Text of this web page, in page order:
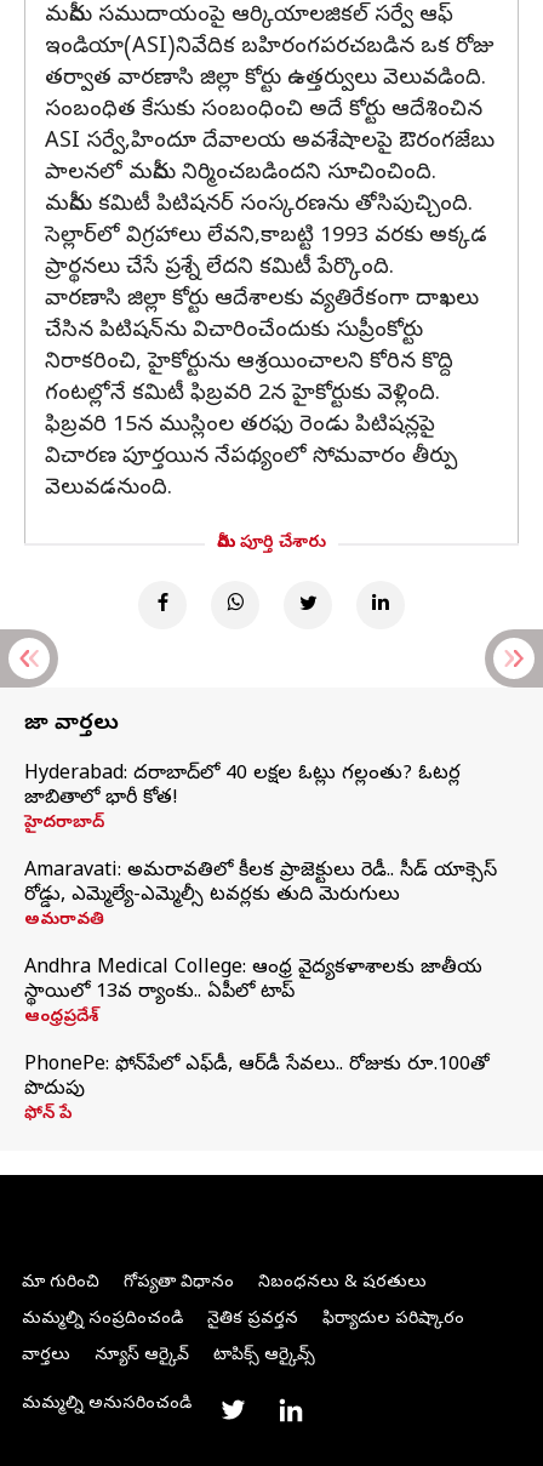
మసీదు సముదాయంపై ఆర్కియాలజికల్ సర్వే ఆఫ్
ఇండియా(ASI)నివేదిక బహిరంగపరచబడిన ఒక రోజు
తర్వాత వారణాసి జిల్లా కోర్టు ఉత్తర్వులు వెలువడింది.
సంబంధిత కేసుకు సంబంధించి అదే కోర్టు ఆదేశించిన
ASI సర్వే,హిందూ దేవాలయ అవశేషాలపై ఔరంగజేబు
పాలనలో మసీదు నిర్మించబడిందని సూచించింది.
మసీదు కమిటీ పిటిషనర్ సంస్కరణను తోసిపుచ్చింది.
సెల్లార్‌లో విగ్రహాలు లేవని,కాబట్టి 1993 వరకు అక్కడ
ప్రార్థనలు చేసే ప్రశ్నే లేదని కమిటీ పేర్కొంది.
వారణాసి జిల్లా కోర్టు ఆదేశాలకు వ్యతిరేకంగా దాఖలు
చేసిన పిటిషన్‌ను విచారించేందుకు సుప్రీంకోర్టు
నిరాకరించి, హైకోర్టును ఆశ్రయించాలని కోరిన కొద్ది
గంటల్లోనే కమిటీ ఫిబ్రవరి 2న హైకోర్టుకు వెళ్లింది.
ఫిబ్రవరి 15న ముస్లింల తరఫు రెండు పిటిషన్లపై
విచారణ పూర్తయిన నేపథ్యంలో సోమవారం తీర్పు
వెలువడనుంది.
మీరు పూర్తి చేశారు
తాజా వార్తలు
Hyderabad: హైదరాబాద్‌లో 40 లక్షల ఓట్లు గల్లంతు? ఓటర్ల
జాబితాలో భారీ కోత!
హైదరాబాద్
Amaravati: అమరావతిలో కీలక ప్రాజెక్టులు రెడీ.. సీడ్‌ యాక్సెస్‌
రోడ్డు, ఎమ్మెల్యే-ఎమ్మెల్సీ టవర్లకు తుది మెరుగులు
అమరావతి
Andhra Medical College: ఆంధ్ర వైద్యకళాశాలకు జాతీయ
స్థాయిలో 13వ ర్యాంకు.. ఏపీలో టాప్
ఆంధ్రప్రదేశ్
PhonePe: ఫోన్‌పేలో ఎఫ్‌డీ, ఆర్‌డీ సేవలు.. రోజుకు రూ.100తో
పొదుపు
ఫోన్‌ పే
మా గురించి గోప్యతా విధానం
నిబంధనలు & షరతులు
మమ్మల్ని సంప్రదించండి
నైతిక ప్రవర్తన
ఫిర్యాదుల పరిష్కారం
వార్తలు
న్యూస్ ఆర్కైవ్ టాపిక్స్ ఆర్కైవ్స్
మమ్మల్ని అనుసరించండి